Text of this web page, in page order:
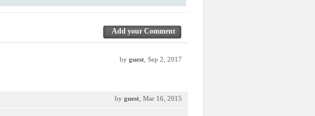
Add your Comment
by guest , Sep 2, 2017
by guest , Mar 16, 2015